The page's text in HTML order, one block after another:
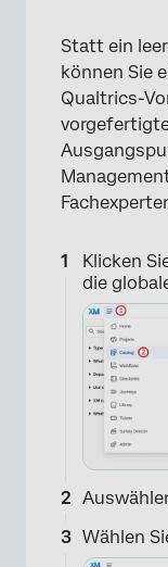
Statt ein
können Sie
Qualtrics-
Klicken
die
Wählen